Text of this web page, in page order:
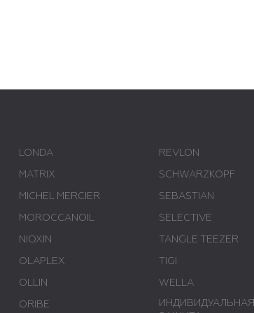
LONDA
MATRIX
MICHEL MERCIER
MOROCCANOIL
NIOXIN
OLAPLEX
OLLIN
ORIBE
REVLON
SCHWARZKOPF
SEBASTIAN
SELECTIVE
TANGLE TEEZER
TIGI
WELLA
ИНДИВИДУАЛЬНАЯ